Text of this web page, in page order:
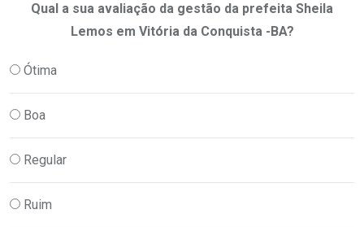
Qual a sua avaliação da gestão da prefeita Sheila
Lemos em Vitória da Conquista -BA?
Ótima
Boa
Regular
Ruim